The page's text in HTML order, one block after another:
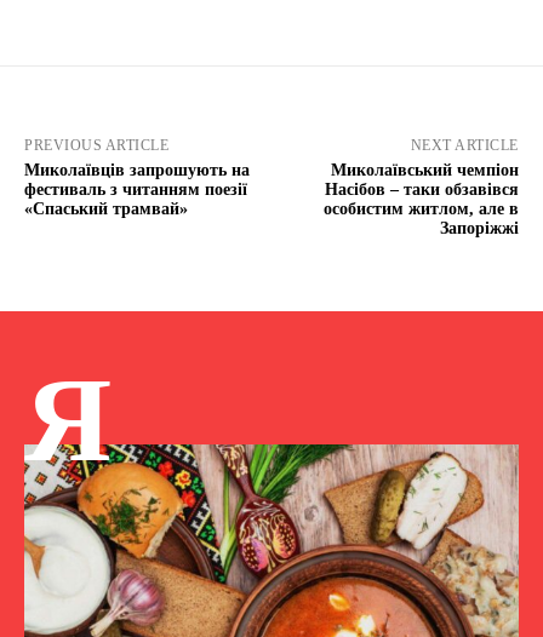
PREVIOUS ARTICLE
Миколаївців запрошують на
фестиваль з читанням поезії
«Спаський трамвай»
NEXT ARTICLE
Миколаївський чемпіон
Насібов – таки обзавівся
особистим житлом, але в
Запоріжжі
Я